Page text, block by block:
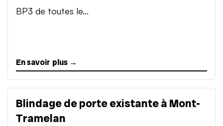
BP3 de toutes le...
En savoir plus →
Blindage de porte existante à Mont-
Tramelan